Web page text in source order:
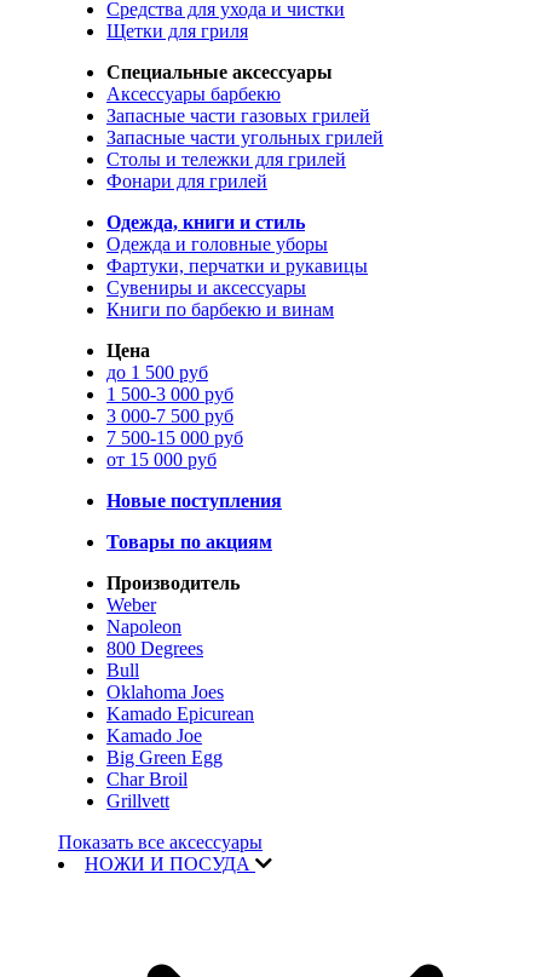
Средства для ухода и чистки
Щетки для гриля
Специальные аксессуары
Аксессуары барбекю
Запасные части газовых грилей
Запасные части угольных грилей
Столы и тележки для грилей
Фонари для грилей
Одежда, книги и стиль
Одежда и головные уборы
Фартуки, перчатки и рукавицы
Сувениры и аксессуары
Книги по барбекю и винам
Цена
до 1 500 руб
1 500-3 000 руб
3 000-7 500 руб
7 500-15 000 руб
от 15 000 руб
Новые поступления
Товары по акциям
Производитель
Weber
Napoleon
800 Degrees
Bull
Oklahoma Joes
Kamado Epicurean
Kamado Joe
Big Green Egg
Char Broil
Grillvett
Показать все аксессуары
НОЖИ И ПОСУДА